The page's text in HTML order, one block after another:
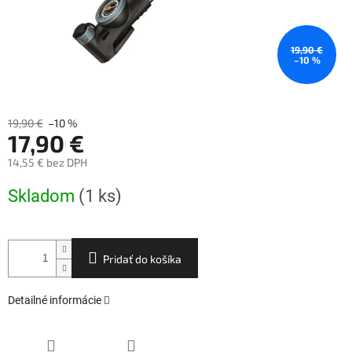
19,90 €
–10 %
19,90 € –10 %
17,90 €
14,55 € bez DPH
cena:
Skladom (1 ks)
Pridať do košíka
Detailné informácie